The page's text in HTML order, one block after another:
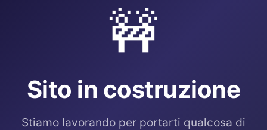
🚧
Sito in costruzione
Stiamo lavorando per portarti qualcosa di